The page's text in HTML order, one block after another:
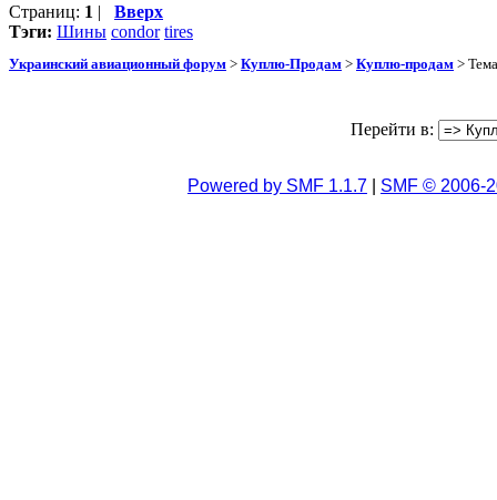
Страниц: 1 | Вверх
Тэги: Шины condor tires
Украинский авиационный форум > Куплю-Продам > Куплю-продам >
Перейти в:
Powered by SMF 1.1.7 SMF © 2006-